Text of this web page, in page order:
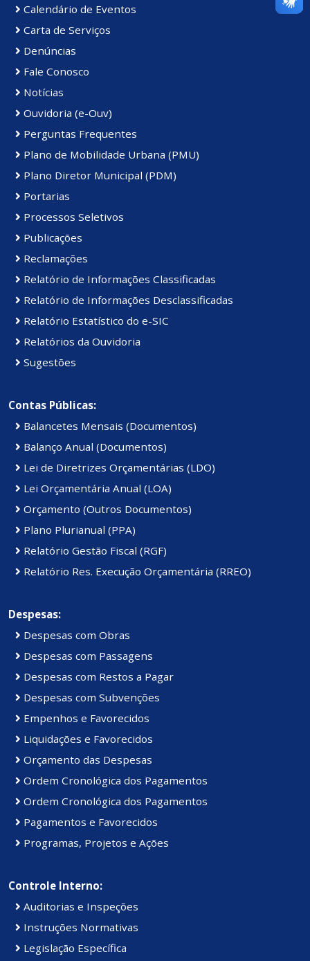
Calendário de Eventos
Carta de Serviços
Denúncias
Fale Conosco
Notícias
Ouvidoria (e-Ouv)
Perguntas Frequentes
Plano de Mobilidade Urbana (PMU)
Plano Diretor Municipal (PDM)
Portarias
Processos Seletivos
Publicações
Reclamações
Relatório de Informações Classificadas
Relatório de Informações Desclassificadas
Relatório Estatístico do e-SIC
Relatórios da Ouvidoria
Sugestões
Contas Públicas:
Balancetes Mensais (Documentos)
Balanço Anual (Documentos)
Lei de Diretrizes Orçamentárias (LDO)
Lei Orçamentária Anual (LOA)
Orçamento (Outros Documentos)
Plano Plurianual (PPA)
Relatório Gestão Fiscal (RGF)
Relatório Res. Execução Orçamentária (RREO)
Despesas:
Despesas com Obras
Despesas com Passagens
Despesas com Restos a Pagar
Despesas com Subvenções
Empenhos e Favorecidos
Liquidações e Favorecidos
Orçamento das Despesas
Ordem Cronológica dos Pagamentos
Ordem Cronológica dos Pagamentos
Pagamentos e Favorecidos
Programas, Projetos e Ações
Controle Interno:
Auditorias e Inspeções
Instruções Normativas
Legislação Específica